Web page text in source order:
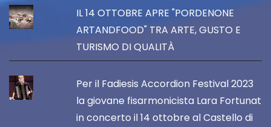
IL 14 OTTOBRE APRE "PORDENONE
ARTANDFOOD" TRA ARTE, GUSTO E
TURISMO DI QUALITÀ
Per il Fadiesis Accordion Festival 2023
la giovane fisarmonicista Lara Fortunat
in concerto il 14 ottobre al Castello di